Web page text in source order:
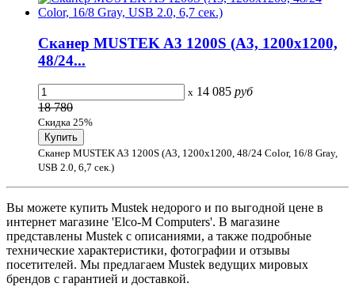
Сканер MUSTEK A3 1200S (A3, 1200x1200,
48/24...
x 14 085 руб
18 780
Скидка 25%
Сканер MUSTEK A3 1200S (A3, 1200x1200, 48/24 Color, 16/8 Gray,
USB 2.0, 6,7 сек.)
Вы можете купить Mustek недорого и по выгодной цене в
интернет магазине 'Elco-M Computers'. В магазине
представлены Mustek с описаниями, а также подробные
технические характеристики, фотографии и отзывы
посетителей. Мы предлагаем Mustek ведущих мировых
брендов с гарантией и доставкой.